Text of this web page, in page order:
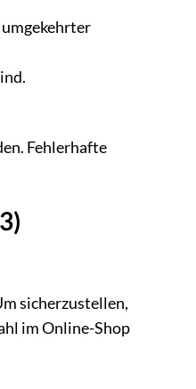
Fehlerhafte
sicherzustellen,
im Online-Shop